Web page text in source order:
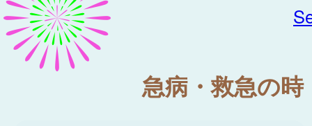
急病・救急の時